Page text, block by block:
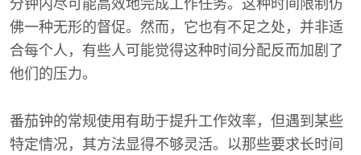
分钟内尽可能高效地完成工作任务。这种时间限制仿
佛一种无形的督促。然而，它也有不足之处，并非适
合每个人，有些人可能觉得这种时间分配反而加剧了
他们的压力。
番茄钟的常规使用有助于提升工作效率，但遇到某些
特定情况，其方法显得不够灵活。以那些要求长时间